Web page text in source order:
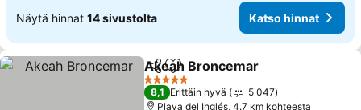
Näytä hinnat 14 sivustolta Katso hinnat
Jaa Lisää suosikkeihin
Akeah Broncemar
5 Tähtiluokitus
8,1 Erittäin hyvä
5 047
Playa del Inglés, 4.7 km kohteesta